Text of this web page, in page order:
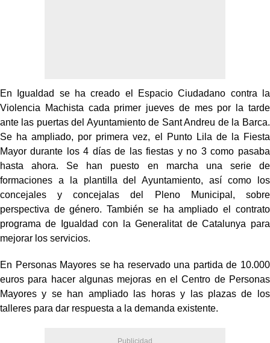
En Igualdad se ha creado el Espacio Ciudadano contra la
Violencia Machista cada primer jueves de mes por la tarde
ante las puertas del Ayuntamiento de Sant Andreu de la Barca.
Se ha ampliado, por primera vez, el Punto Lila de la Fiesta
Mayor durante los 4 días de las fiestas y no 3 como pasaba
hasta ahora. Se han puesto en marcha una serie de
formaciones a la plantilla del Ayuntamiento, así como los
concejales y concejalas del Pleno Municipal, sobre
perspectiva de género. También se ha ampliado el contrato
programa de Igualdad con la Generalitat de Catalunya para
mejorar los servicios.
En Personas Mayores se ha reservado una partida de 10.000
euros para hacer algunas mejoras en el Centro de Personas
Mayores y se han ampliado las horas y las plazas de los
talleres para dar respuesta a la demanda existente.